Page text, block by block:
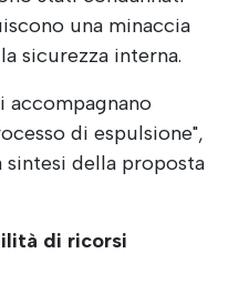
una minaccia
sicurezza interna.
accompagnano
di espulsione",
sintesi della proposta
di ricorsi